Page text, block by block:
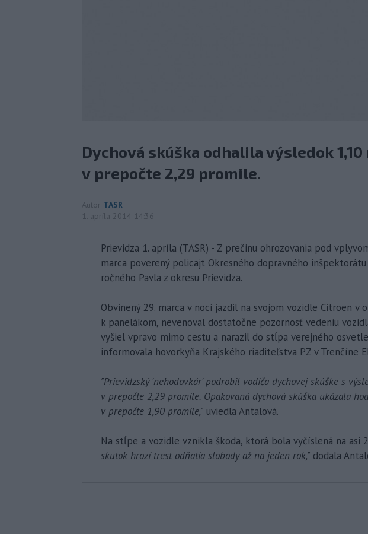
Dychová skúška odhalila výsledok
v prepočte 2,29 promile.
Autor TASR
1. apríla 2014 14:36
Prievidza 1. apríla (TASR) - Z prečinu ohrozovania pod
marca poverený policajt Okresného dopravného
ročného Pavla z okresu Prievidza.
Obvinený 29. marca v noci jazdil na svojom vozidle Citroën v
k panelákom, nevenoval dostatočne pozornosť vedeniu
vyšiel vpravo mimo cestu a narazil do stĺpa verejného
informovala hovorkyňa Krajského riaditeľstva PZ v Trenčíne
"Prievidzský 'nehodovkár' podrobil vodiča dychovej skúške s
v prepočte 2,29 promile. Opakovaná dychová skúška ukázala
v prepočte 1,90 promile," uviedla Antalová.
Na stĺpe a vozidle vznikla škoda, ktorá bola vyčíslená na asi
skutok hrozí trest odňatia slobody až na jeden rok," dodala